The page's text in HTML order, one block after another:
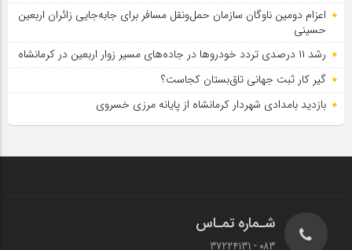
اعزام دومین ناوگان سازمان حمل‌ونقل مسافر برای جابه‌جایی زائران اربعین
حسینی
رشد ۱۱ درصدی تردد خودروها در جاده‌های مسیر زوار اربعین در کرمانشاه
گیر کار ثبت جهانی تاق‌بستان کجاست؟
بازدید بامدادی شهردار کرمانشاه از پایانه مرزی خسروی
شـماره تمـاس
083 - 37224131